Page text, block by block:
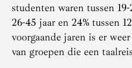
studenten waren tussen
26-45 jaar en 24% tussen
voorgaande jaren is er
van groepen die een